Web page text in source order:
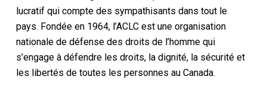
lucratif qui compte des sympathisants dans tout le
pays. Fondée en 1964, l’ACLC est une organisation
nationale de défense des droits de l’homme qui
s’engage à défendre les droits, la dignité, la sécurité et
les libertés de toutes les personnes au Canada.